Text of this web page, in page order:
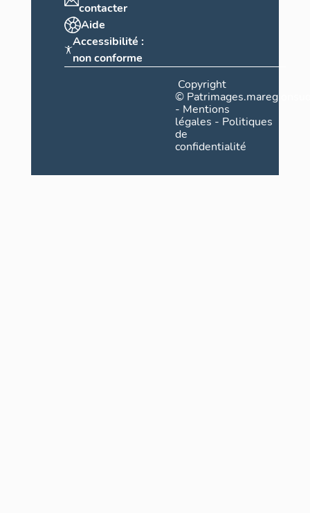
contacter
Aide
Accessibilité :
non conforme
Copyright
©
- Mentions
légales - Politiques
de
confidentialité